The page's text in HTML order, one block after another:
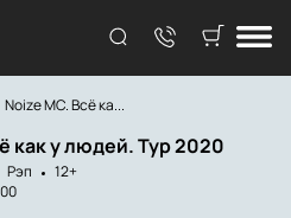
Noize MC. Всё ка...
как у людей. Тур 2020
Рэп
12+